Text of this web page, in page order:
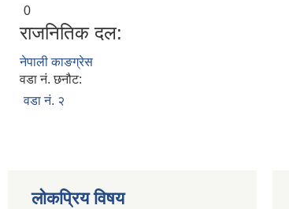
0
राजनितिक दल:
नेपाली काङग्रेस
वडा नं. छनौट:
वडा नं. २
लोकप्रिय विषय